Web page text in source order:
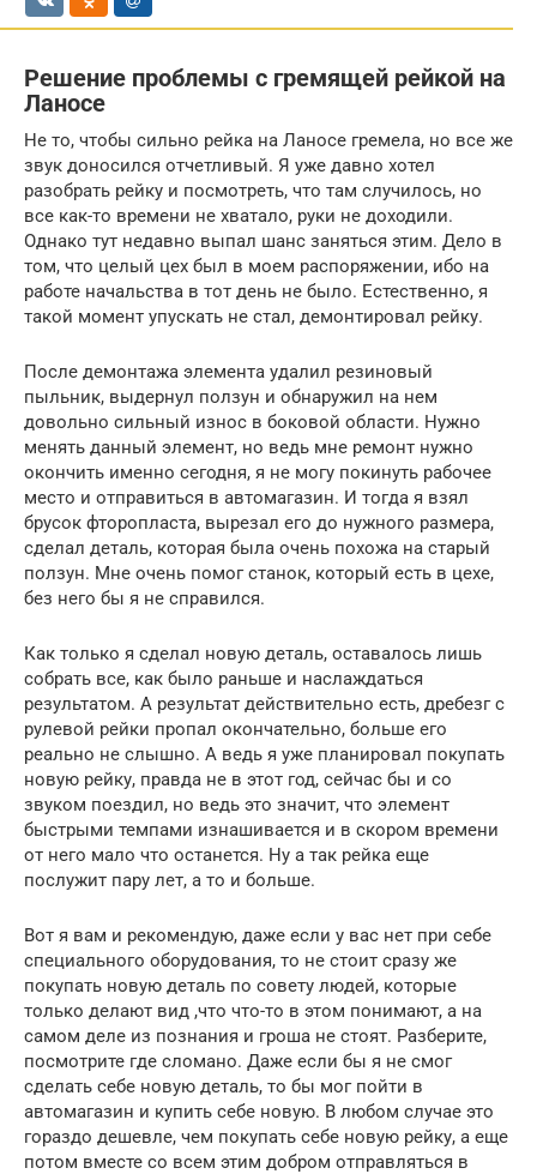
Решение проблемы с гремящей рейкой на
Ланосе
Не то, чтобы сильно рейка на Ланосе гремела, но все же
звук доносился отчетливый. Я уже давно хотел
разобрать рейку и посмотреть, что там случилось, но
все как-то времени не хватало, руки не доходили.
Однако тут недавно выпал шанс заняться этим. Дело в
том, что целый цех был в моем распоряжении, ибо на
работе начальства в тот день не было. Естественно, я
такой момент упускать не стал, демонтировал рейку.
После демонтажа элемента удалил резиновый
пыльник, выдернул ползун и обнаружил на нем
довольно сильный износ в боковой области. Нужно
менять данный элемент, но ведь мне ремонт нужно
окончить именно сегодня, я не могу покинуть рабочее
место и отправиться в автомагазин. И тогда я взял
брусок фторопласта, вырезал его до нужного размера,
сделал деталь, которая была очень похожа на старый
ползун. Мне очень помог станок, который есть в цехе,
без него бы я не справился.
Как только я сделал новую деталь, оставалось лишь
собрать все, как было раньше и наслаждаться
результатом. А результат действительно есть, дребезг с
рулевой рейки пропал окончательно, больше его
реально не слышно. А ведь я уже планировал покупать
новую рейку, правда не в этот год, сейчас бы и со
звуком поездил, но ведь это значит, что элемент
быстрыми темпами изнашивается и в скором времени
от него мало что останется. Ну а так рейка еще
послужит пару лет, а то и больше.
Вот я вам и рекомендую, даже если у вас нет при себе
специального оборудования, то не стоит сразу же
покупать новую деталь по совету людей, которые
только делают вид ,что что-то в этом понимают, а на
самом деле из познания и гроша не стоят. Разберите,
посмотрите где сломано. Даже если бы я не смог
сделать себе новую деталь, то бы мог пойти в
автомагазин и купить себе новую. В любом случае это
гораздо дешевле, чем покупать себе новую рейку, а еще
потом вместе со всем этим добром отправляться в